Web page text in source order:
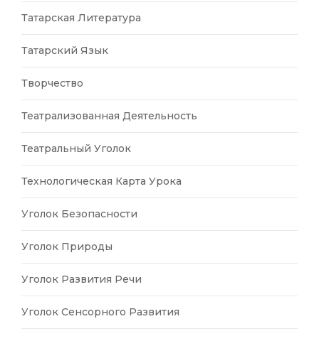
Татарская Литература
Татарский Язык
Творчество
Театрализованная Деятельность
Театральный Уголок
Технологическая Карта Урока
Уголок Безопасности
Уголок Природы
Уголок Развития Речи
Уголок Сенсорного Развития